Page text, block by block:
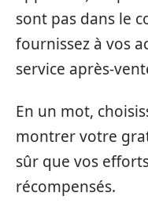
sont pas dans le
fournissez à vos
service après-
En un mot,
montrer votre
sûr que vos
récompensés.